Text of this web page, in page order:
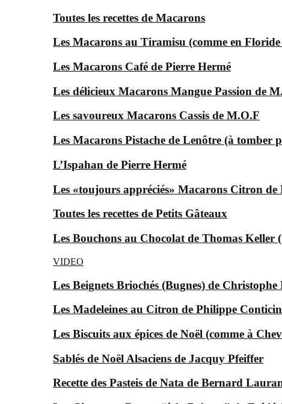
Toutes les recettes de Macarons
Les Macarons au Tiramisu (comme en
Les Macarons Café de Pierre Hermé
Les délicieux Macarons Mangue Passion de
Les savoureux Macarons Cassis de M.O.F
Les Macarons Pistache de Lenôtre (à tomber
L’Ispahan de Pierre Hermé
Les «toujours appréciés» Macarons Citron de
Toutes les recettes de Petits Gâteaux
Les Bouchons au Chocolat de Thomas Keller
VIDEO
Les Beignets Briochés (Bugnes) de Christophe
Les Madeleines au Citron de Philippe
Les Biscuits aux épices de Noël (comme à
Sablés de Noël Alsaciens de Jacquy Pfeiffer
Recette des Pasteis de Nata de Bernard